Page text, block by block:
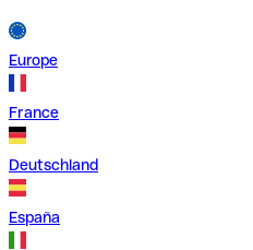
Europe
France
Deutschland
España